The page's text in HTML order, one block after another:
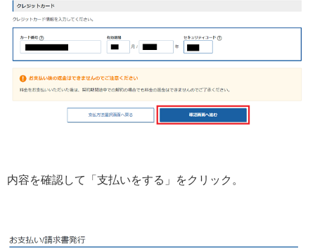
内容を確認して「支払いをする」をクリック。